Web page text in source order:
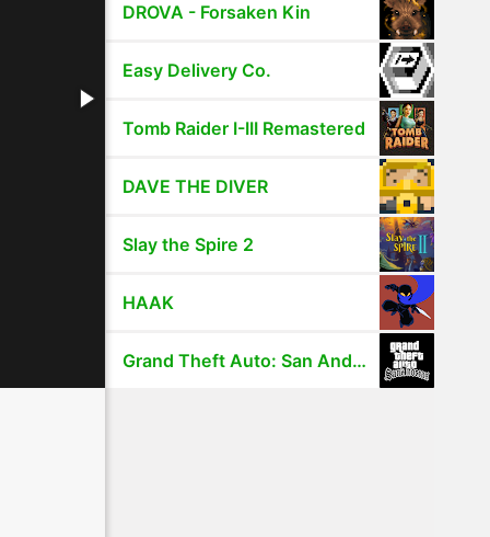
DROVA - Forsaken Kin
Easy Delivery Co.
Tomb Raider I-III Remastered
DAVE THE DIVER
Slay the Spire 2
HAAK
Grand Theft Auto: San Andreas